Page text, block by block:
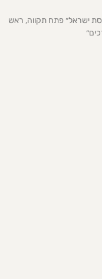
ישראל״ פתח תקווה, ראש